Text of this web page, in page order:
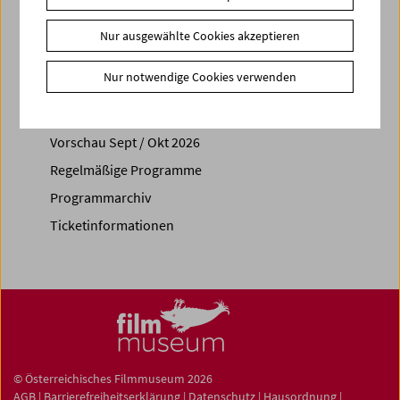
Share on
Vorschau Sept / Okt 2026
Regelmäßige Programme
Programmarchiv
Ticketinformationen
© Österreichisches Filmmuseum 2026
AGB | Barrierefreiheitserklärung | Datenschutz | Hausordnung |
Nur ausgewählte Cookies akzeptieren
Nur notwendige Cookies verwenden